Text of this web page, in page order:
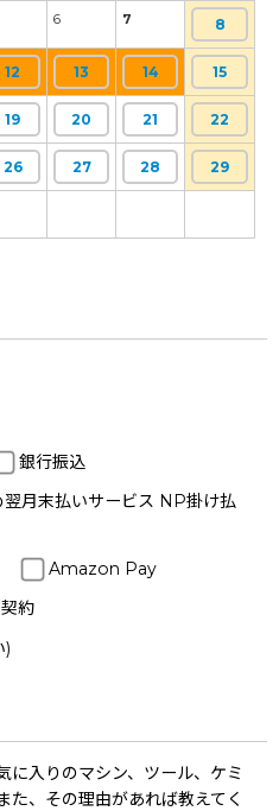
6 7 8
12 13 14 15
19 20 21 22
26 27 28 29
銀行振込
月末払いサービス NP掛け払
Amazon Pay
約
)
に入りのマシン、ツール、ケミ
た、その理由があれば教えてく